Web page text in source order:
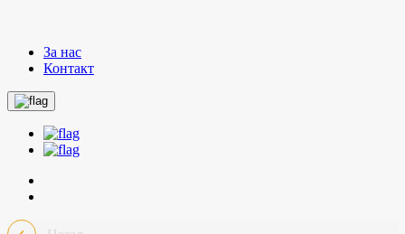
За нас
Контакт